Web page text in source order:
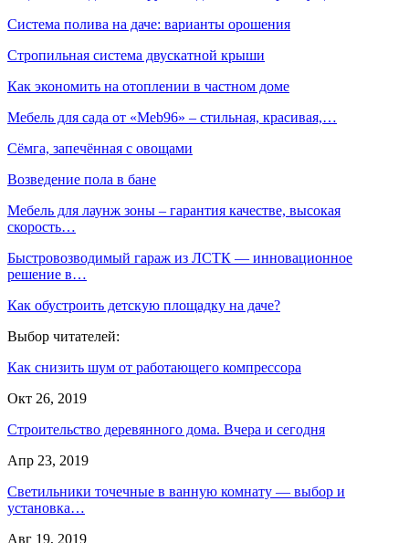
Система полива на даче: варианты орошения
Стропильная система двускатной крыши
Как экономить на отоплении в частном доме
Мебель для сада от «Meb96» – стильная, красивая,…
Сёмга, запечённая с овощами
Возведение пола в бане
Мебель для лаунж зоны – гарантия качестве, высокая
скорость…
Быстровозводимый гараж из ЛСТК — инновационное
решение в…
Как обустроить детскую площадку на даче?
Выбор читателей:
Как снизить шум от работающего компрессора
Окт 26, 2019
Строительство деревянного дома. Вчера и сегодня
Апр 23, 2019
Светильники точечные в ванную комнату — выбор и
установка…
Авг 19, 2019